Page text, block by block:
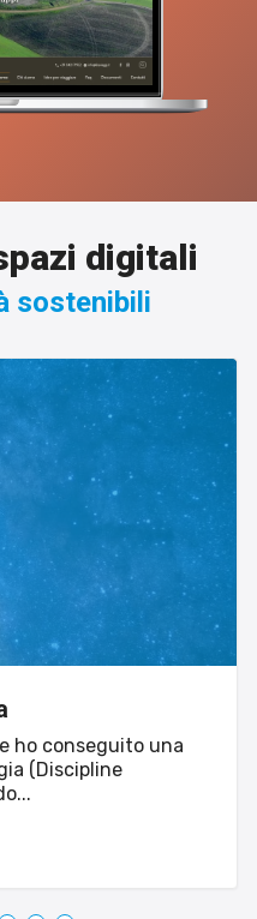
digitali
sostenibili
ho conseguito una
(Discipline